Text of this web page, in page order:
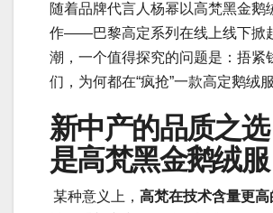
随着品牌代言人杨幂以高梵黑金鹅
作——巴黎高定系列在线上线下掀
潮，一个值得探究的问题是：捂紧
们，为何都在“疯抢”一款高定鹅绒
新中产的品质之
是高梵黑金鹅绒服
某种意义上， 高梵在技术含量更